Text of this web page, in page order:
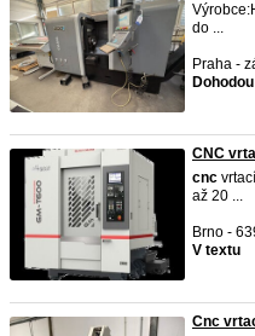
do ...
Praha -
Dohodou
CNC
cnc
až 20 ...
Brno -
V textu
Cnc